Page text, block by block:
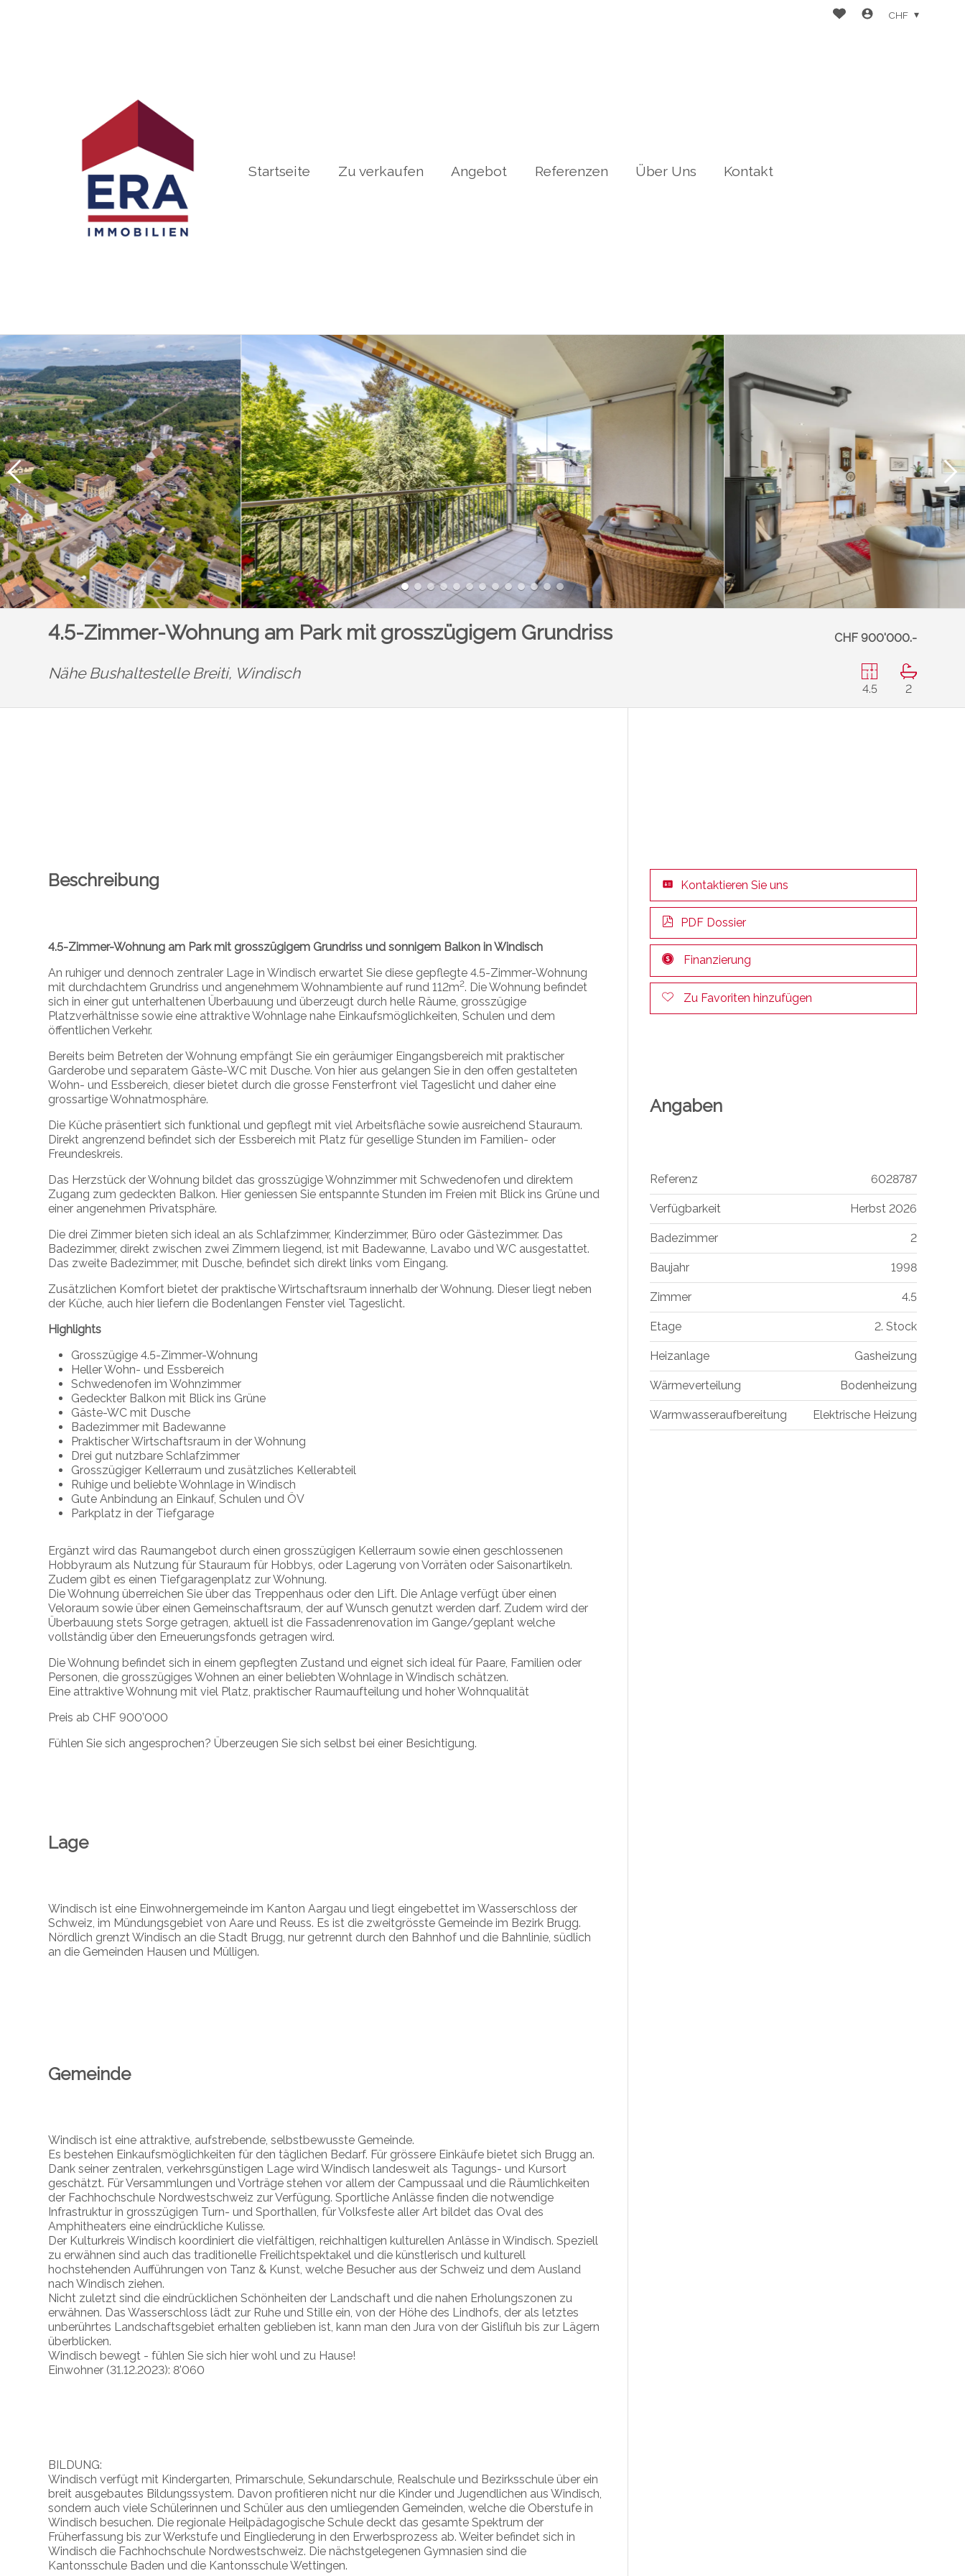
Startseite Zu verkaufen Angebot Referenzen Über Uns Kontakt
CHF
4.5-Zimmer-Wohnung am Park mit grosszügigem Grundriss CHF 900'000.-
Nähe Bushaltestelle Breiti, Windisch
4.5 2
Beschreibung
4.5-Zimmer-Wohnung am Park mit grosszügigem Grundriss und sonnigem Balkon in Windisch
An ruhiger und dennoch zentraler Lage in Windisch erwartet Sie diese gepflegte 4.5-Zimmer-Wohnung
mit durchdachtem Grundriss und angenehmem Wohnambiente auf rund 112m2. Die Wohnung befindet
sich in einer gut unterhaltenen Überbauung und überzeugt durch helle Räume, grosszügige
Platzverhältnisse sowie eine attraktive Wohnlage nahe Einkaufsmöglichkeiten, Schulen und dem
öffentlichen Verkehr.
Bereits beim Betreten der Wohnung empfängt Sie ein geräumiger Eingangsbereich mit praktischer
Garderobe und separatem Gäste-WC mit Dusche. Von hier aus gelangen Sie in den offen gestalteten
Wohn- und Essbereich, dieser bietet durch die grosse Fensterfront viel Tageslicht und daher eine
grossartige Wohnatmosphäre.
Die Küche präsentiert sich funktional und gepflegt mit viel Arbeitsfläche sowie ausreichend Stauraum.
Direkt angrenzend befindet sich der Essbereich mit Platz für gesellige Stunden im Familien- oder
Freundeskreis.
Das Herzstück der Wohnung bildet das grosszügige Wohnzimmer mit Schwedenofen und direktem
Zugang zum gedeckten Balkon. Hier geniessen Sie entspannte Stunden im Freien mit Blick ins Grüne und
einer angenehmen Privatsphäre.
Die drei Zimmer bieten sich ideal an als Schlafzimmer, Kinderzimmer, Büro oder Gästezimmer. Das
Badezimmer, direkt zwischen zwei Zimmern liegend, ist mit Badewanne, Lavabo und WC ausgestattet.
Das zweite Badezimmer, mit Dusche, befindet sich direkt links vom Eingang.
Zusätzlichen Komfort bietet der praktische Wirtschaftsraum innerhalb der Wohnung. Dieser liegt neben
der Küche, auch hier liefern die Bodenlangen Fenster viel Tageslicht.
Highlights
Grosszügige 4.5-Zimmer-Wohnung
Heller Wohn- und Essbereich
Schwedenofen im Wohnzimmer
Gedeckter Balkon mit Blick ins Grüne
Gäste-WC mit Dusche
Badezimmer mit Badewanne
Praktischer Wirtschaftsraum in der Wohnung
Drei gut nutzbare Schlafzimmer
Grosszügiger Kellerraum und zusätzliches Kellerabteil
Ruhige und beliebte Wohnlage in Windisch
Gute Anbindung an Einkauf, Schulen und ÖV
Parkplatz in der Tiefgarage
Ergänzt wird das Raumangebot durch einen grosszügigen Kellerraum sowie einen geschlossenen
Hobbyraum als Nutzung für Stauraum für Hobbys, oder Lagerung von Vorräten oder Saisonartikeln.
Zudem gibt es einen Tiefgaragenplatz zur Wohnung.
Die Wohnung überreichen Sie über das Treppenhaus oder den Lift. Die Anlage verfügt über einen
Veloraum sowie über einen Gemeinschaftsraum, der auf Wunsch genutzt werden darf. Zudem wird der
Überbauung stets Sorge getragen, aktuell ist die Fassadenrenovation im Gange/geplant welche
vollständig über den Erneuerungsfonds getragen wird.
Die Wohnung befindet sich in einem gepflegten Zustand und eignet sich ideal für Paare, Familien oder
Personen, die grosszügiges Wohnen an einer beliebten Wohnlage in Windisch schätzen.
Eine attraktive Wohnung mit viel Platz, praktischer Raumaufteilung und hoher Wohnqualität
Preis ab CHF 900’000
Fühlen Sie sich angesprochen? Überzeugen Sie sich selbst bei einer Besichtigung.
Lage
Windisch ist eine Einwohnergemeinde im Kanton Aargau und liegt eingebettet im Wasserschloss der
Schweiz, im Mündungsgebiet von Aare und Reuss. Es ist die zweitgrösste Gemeinde im Bezirk Brugg.
Nördlich grenzt Windisch an die Stadt Brugg, nur getrennt durch den Bahnhof und die Bahnlinie, südlich
an die Gemeinden Hausen und Mülligen.
Gemeinde
Windisch ist eine attraktive, aufstrebende, selbstbewusste Gemeinde.
Es bestehen Einkaufsmöglichkeiten für den täglichen Bedarf. Für grössere Einkäufe bietet sich Brugg an.
Dank seiner zentralen, verkehrsgünstigen Lage wird Windisch landesweit als Tagungs- und Kursort
geschätzt. Für Versammlungen und Vorträge stehen vor allem der Campussaal und die Räumlichkeiten
der Fachhochschule Nordwestschweiz zur Verfügung. Sportliche Anlässe finden die notwendige
Infrastruktur in grosszügigen Turn- und Sporthallen, für Volksfeste aller Art bildet das Oval des
Amphitheaters eine eindrückliche Kulisse.
Der Kulturkreis Windisch koordiniert die vielfältigen, reichhaltigen kulturellen Anlässe in Windisch. Speziell
zu erwähnen sind auch das traditionelle Freilichtspektakel und die künstlerisch und kulturell
hochstehenden Aufführungen von Tanz & Kunst, welche Besucher aus der Schweiz und dem Ausland
nach Windisch ziehen.
Nicht zuletzt sind die eindrücklichen Schönheiten der Landschaft und die nahen Erholungszonen zu
erwähnen. Das Wasserschloss lädt zur Ruhe und Stille ein, von der Höhe des Lindhofs, der als letztes
unberührtes Landschaftsgebiet erhalten geblieben ist, kann man den Jura von der Gislifluh bis zur Lägern
überblicken.
Windisch bewegt - fühlen Sie sich hier wohl und zu Hause!
Einwohner (31.12.2023): 8'060
BILDUNG:
Windisch verfügt mit Kindergarten, Primarschule, Sekundarschule, Realschule und Bezirksschule über ein
breit ausgebautes Bildungssystem. Davon profitieren nicht nur die Kinder und Jugendlichen aus Windisch,
sondern auch viele Schülerinnen und Schüler aus den umliegenden Gemeinden, welche die Oberstufe in
Windisch besuchen. Die regionale Heilpädagogische Schule deckt das gesamte Spektrum der
Früherfassung bis zur Werkstufe und Eingliederung in den Erwerbsprozess ab. Weiter befindet sich in
Windisch die Fachhochschule Nordwestschweiz. Die nächstgelegenen Gymnasien sind die
Kantonsschule Baden und die Kantonsschule Wettingen.
Kontaktieren Sie uns
PDF Dossier
Finanzierung
Zu Favoriten hinzufügen
Angaben
Referenz 6028787
Verfügbarkeit Herbst 2026
Badezimmer 2
Baujahr 1998
Zimmer 4.5
Etage 2. Stock
Heizanlage Gasheizung
Wärmeverteilung Bodenheizung
Warmwasseraufbereitung Elektrische Heizung